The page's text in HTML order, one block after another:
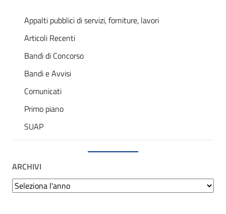
Appalti pubblici di servizi, forniture, lavori
Articoli Recenti
Bandi di Concorso
Bandi e Avvisi
Comunicati
Primo piano
SUAP
ARCHIVI
Archivi